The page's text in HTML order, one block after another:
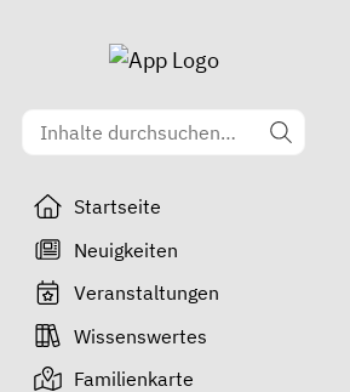
Startseite
Neuigkeiten
Veranstaltungen
Wissenswertes
Familienkarte